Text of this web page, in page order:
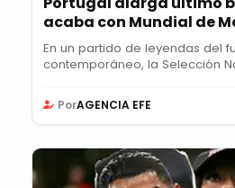
acaba con Mundial de
En un partido de leyendas del
contemporáneo, la Selección
PorAGENCIA EFE